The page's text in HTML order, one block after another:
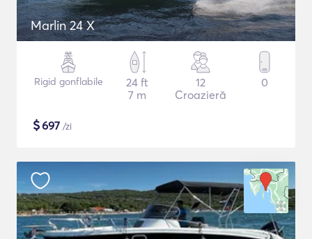
Marlin 24 X
Rigid gonflabile
24 ft
7 m
12
Croazieră
0
$697 /zi